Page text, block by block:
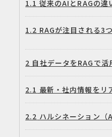
1.1 従来のAIとRAGの違
1.2 RAGが注目される3
2 自社データをRAGで
2.1 最新・社内情報をリ
2.2 ハルシネーション（